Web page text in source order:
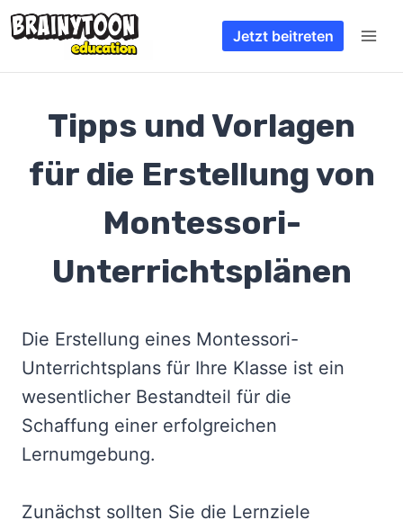
Zum
Inhalt
springen
Jetzt beitreten
Tipps und Vorlagen
für die Erstellung von
Montessori-
Unterrichtsplänen
Die Erstellung eines Montessori-
Unterrichtsplans für Ihre Klasse ist ein
wesentlicher Bestandteil für die
Schaffung einer erfolgreichen
Lernumgebung.
Zunächst sollten Sie die Lernziele